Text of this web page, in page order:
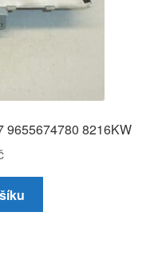
9655674780 8216KW